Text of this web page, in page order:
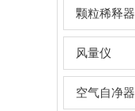
颗粒稀释器
风量仪
空气自净器